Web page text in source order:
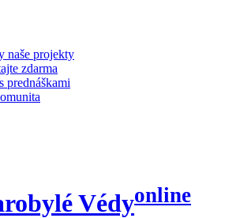
naše projekty
zdarma
prednáškami
Védyonline